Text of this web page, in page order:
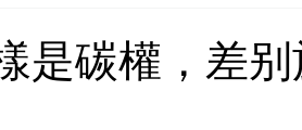
是碳權，差